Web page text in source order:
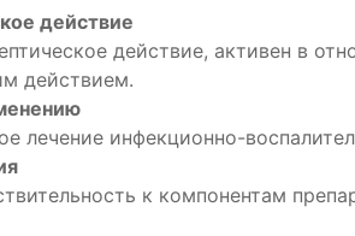
действие
действие, активен в
действием.
лечение инфекционно-
к компонентам